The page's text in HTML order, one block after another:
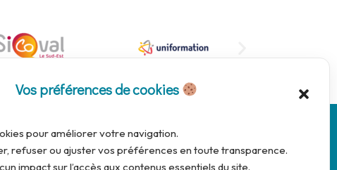
Vos préférences de cookies
pour améliorer votre navigation.
refuser ou ajuster vos préférences en toute transparence.
impact sur l’accès aux contenus essentiels du site.